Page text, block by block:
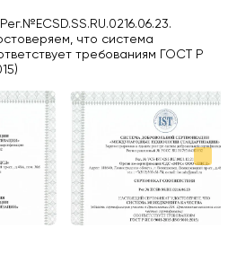
Всем рекомендую
что система
требованиям ГОСТ Р